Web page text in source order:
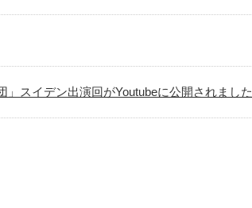
」スイデン出演回がYoutubeに公開されました